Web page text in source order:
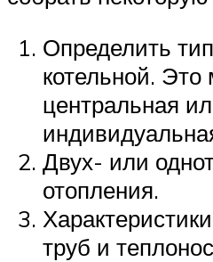
Определить
котельной.
центральная
Двух- или
отопления.
труб и